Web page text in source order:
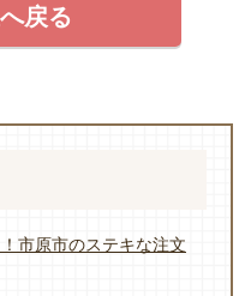
戻る
市原市のステキな注文